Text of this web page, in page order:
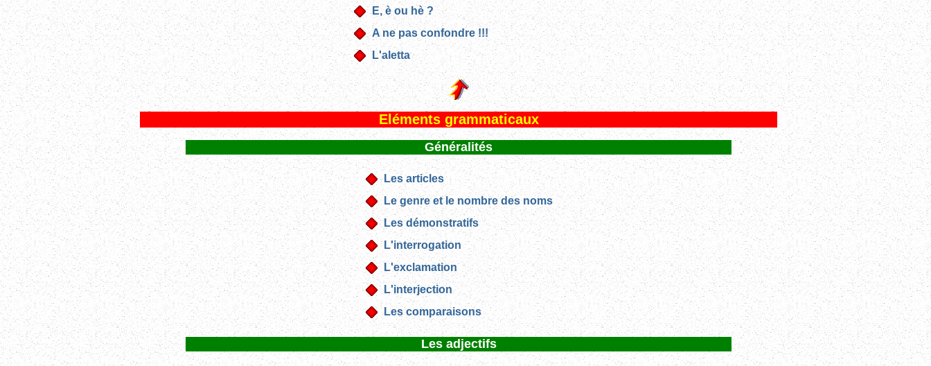
E, è ou hè ?
A ne pas confondre !!!
L'aletta
Eléments grammaticaux
Généralités
Les articles
Le genre et le nombre des noms
Les démonstratifs
L'interrogation
L'exclamation
L'interjection
Les comparaisons
Les adjectifs